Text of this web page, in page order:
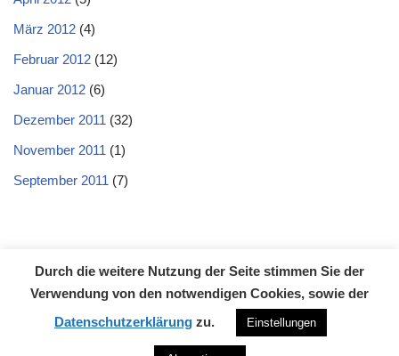
März 2012 (4)
Februar 2012 (12)
Januar 2012 (6)
Dezember 2011 (32)
November 2011 (1)
September 2011 (7)
Datenschutzerklärung Impressum Kontakt
Neve| Präsentiert von WordPress
Durch die weitere Nutzung der Seite stimmen Sie der
Verwendung von den notwendigen Cookies, sowie der
Datenschutzerklärung zu. Einstellungen